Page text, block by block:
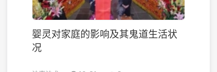
婴灵对家庭的影响及其鬼道生活状
况